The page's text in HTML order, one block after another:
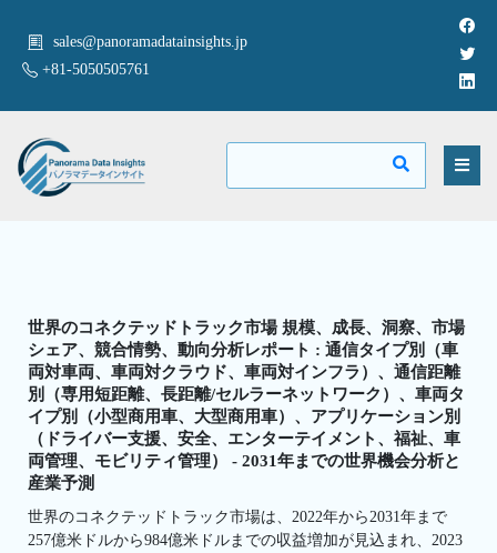
sales@panoramadatainsights.jp
+81-5050505761
世界のコネクテッドトラック市場 規模、成長、洞察、市場
シェア、競合情勢、動向分析レポート : 通信タイプ別（車
両対車両、車両対クラウド、車両対インフラ）、通信距離
別（専用短距離、長距離/セルラーネットワーク）、車両タ
イプ別（小型商用車、大型商用車）、アプリケーション別
（ドライバー支援、安全、エンターテイメント、福祉、車
両管理、モビリティ管理） - 2031年までの世界機会分析と
産業予測
世界のコネクテッドトラック市場は、2022年から2031年まで
257億米ドルから984億米ドルまでの収益増加が見込まれ、2023